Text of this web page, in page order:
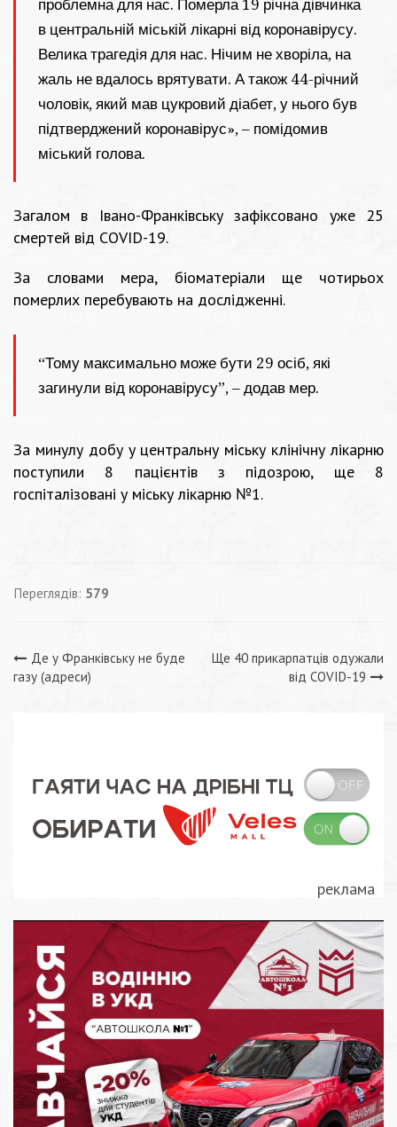
проблемна для нас. Померла 19 річна дівчинка
в центральній міській лікарні від коронавірусу.
Велика трагедія для нас. Нічим не хворіла, на
жаль не вдалось врятувати. А також 44-річний
чоловік, який мав цукровий діабет, у нього був
підтверджений коронавірус», – помідомив
міський голова.
Загалом в Івано-Франківську зафіксовано уже 25
смертей від COVID-19.
За словами мера, біоматеріали ще чотирьох
померлих перебувають на дослідженні.
“Тому максимально може бути 29 осіб, які
загинули від коронавірусу”, – додав мер.
За минулу добу у центральну міську клінічну лікарню
поступили 8 пацієнтів з підозрою, ще 8
госпіталізовані у міську лікарню №1.
Переглядів: 579
Навігація
Де у Франківську не буде
газу (адреси)
Ще 40 прикарпатців одужали
від COVID-19